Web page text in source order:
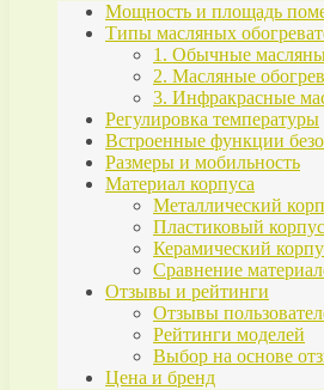
Мощность и площадь
Типы масляных
1. Обычные
2. Масляные
3. Инфракрасные
Регулировка температуры
Встроенные функции
Размеры и мобильность
Материал корпуса
Металлический
Пластиковый корпус
Керамический
Сравнение
Отзывы и рейтинги
Отзывы
Рейтинги моделей
Выбор на основе
Цена и бренд